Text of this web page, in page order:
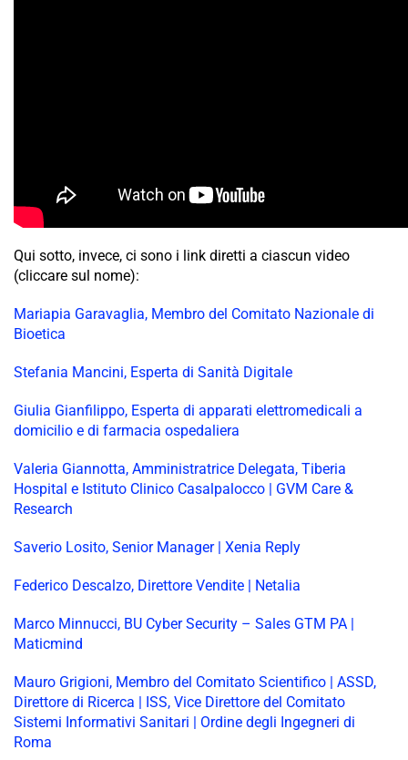
Qui sotto, invece, ci sono i link diretti a ciascun video
(cliccare sul nome):
Mariapia Garavaglia, Membro del Comitato Nazionale di
Bioetica
Stefania Mancini, Esperta di Sanità Digitale
Giulia Gianfilippo, Esperta di apparati elettromedicali a
domicilio e di farmacia ospedaliera
Valeria Giannotta, Amministratrice Delegata, Tiberia
Hospital e Istituto Clinico Casalpalocco | GVM Care &
Research
Saverio Losito, Senior Manager | Xenia Reply
Federico Descalzo, Direttore Vendite | Netalia
Marco Minnucci, BU Cyber Security – Sales GTM PA |
Maticmind
Mauro Grigioni, Membro del Comitato Scientifico | ASSD,
Direttore di Ricerca | ISS, Vice Direttore del Comitato
Sistemi Informativi Sanitari | Ordine degli Ingegneri di
Roma